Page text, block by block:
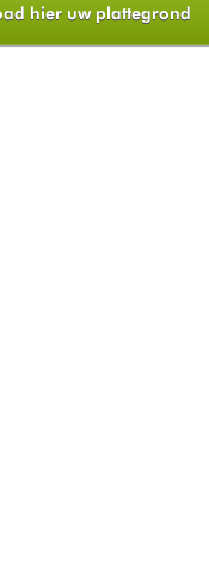
hier uw plattegrond